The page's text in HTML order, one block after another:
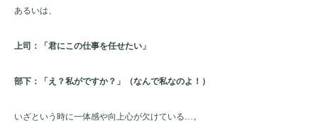
あるいは、
上司：「君にこの仕事を任せたい」
部下：「え？私がですか？」（なんで私なのよ！）
いざという時に一体感や向上心が欠けている…。